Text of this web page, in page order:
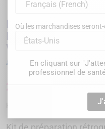
DTE WOODPECKER
Préparation a retro -
WOODPECKER®
209,00 €
Référence :
Où les marchandises seront-
États-Unis
En cliquant sur
professionnel de